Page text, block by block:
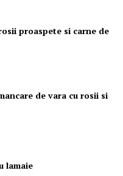
proaspete si carne de
de vara cu rosii si
lamaie